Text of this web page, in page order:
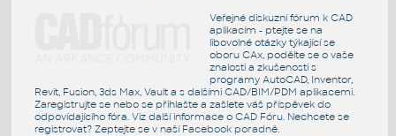
Veřejné diskuzní fórum k CAD
aplikacím - ptejte se na
libovolné otázky týkající se
oboru CAx, podělte se o vaše
znalosti a zkušenosti s
programy AutoCAD, Inventor,
Revit, Fusion, 3ds Max, Vault a s dalšími CAD/BIM/PDM aplikacemi.
Zaregistrujte se nebo se přihlašte a zašlete váš příspěvek do
odpovídajícího fóra. Viz další informace o CAD Fóru. Nechcete se
registrovat? Zeptejte se v naší Facebook poradně.